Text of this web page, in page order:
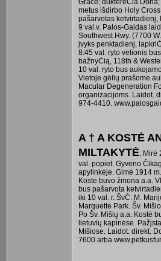
Grace; dukterėĊia
metus išdirbo Holy
pašarvotas ketvirtadienį,
9 val.v. Palos-Gaidas
Southwest Hwy. (7700
įvyks penktadienį,
8:45 val. ryto velionis
bažnyĊią, 118th &
10 val. ryto bus
Vietoje gėlių prašome
Macular Degeneration
organizacijoms. Laidot.
974-4410.
A † A KOSTĖ
MILTAKYTĖ. Mirė
val. popiet. Gyveno
apylinkėje. Gimė 1914
Kostė buvo žmona a.a.
bus pašarvota
iki 10 val. r. ŠvĊ. M.
Marquette Park. Šv.
Po Šv. Mišių a.a. Kostė
lietuvių kapinėse.
Mišiose. Laidot. direkt.
7600 arba